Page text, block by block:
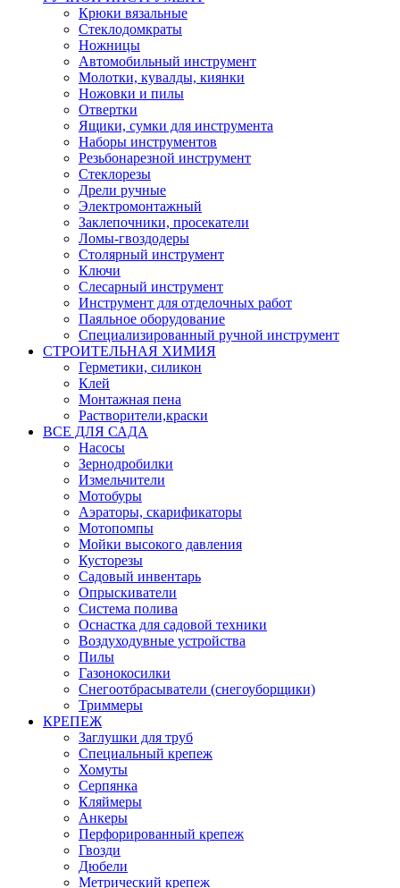
Крюки вязальные
Стеклодомкраты
Ножницы
Автомобильный инструмент
Молотки, кувалды, киянки
Ножовки и пилы
Отвертки
Ящики, сумки для инструмента
Наборы инструментов
Резьбонарезной инструмент
Стеклорезы
Дрели ручные
Электромонтажный
Заклепочники, просекатели
Ломы-гвоздодеры
Столярный инструмент
Ключи
Слесарный инструмент
Инструмент для отделочных работ
Паяльное оборудование
Специализированный ручной инструмент
СТРОИТЕЛЬНАЯ ХИМИЯ
Герметики, силикон
Клей
Монтажная пена
Растворители,краски
ВСЕ ДЛЯ САДА
Насосы
Зернодробилки
Измельчители
Мотобуры
Аэраторы, скарификаторы
Мотопомпы
Мойки высокого давления
Кусторезы
Садовый инвентарь
Опрыскиватели
Система полива
Оснастка для садовой техники
Воздуходувные устройства
Пилы
Газонокосилки
Снегоотбрасыватели (снегоуборщики)
Триммеры
КРЕПЕЖ
Заглушки для труб
Специальный крепеж
Хомуты
Серпянка
Кляймеры
Анкеры
Перфорированный крепеж
Гвозди
Дюбели
Метрический крепеж